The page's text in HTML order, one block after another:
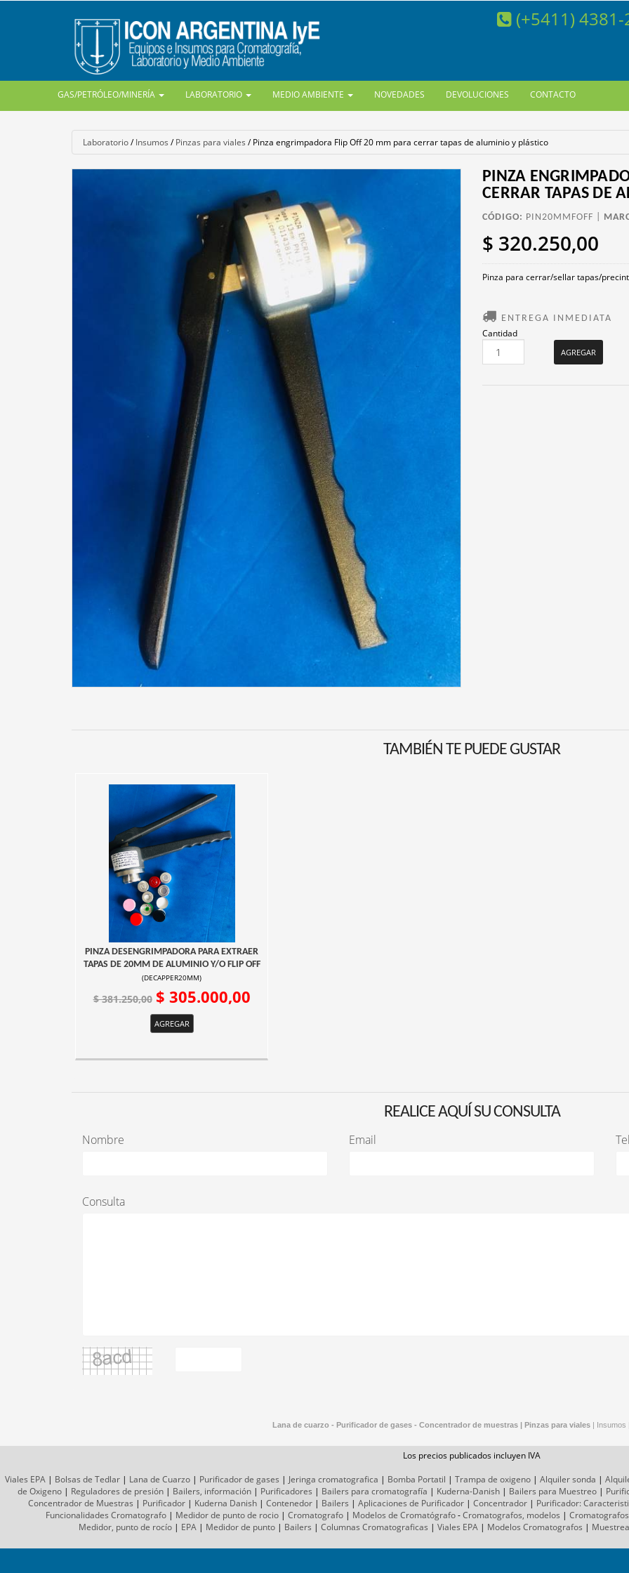
GAS/PETRÓLEO/MINERÍA LABORATORIO MEDIO AMBIENTE NOVEDADES DEVOLUCIONES CONTACTO
(+5411)
Laboratorio/Insumos /Pinzas para viales / Pinza engrimpadora Flip Off 20 mm para cerrar tapas de aluminio y plástico
PINZA
CERRAR TAPAS DE
CÓDIGO: PIN20MMFOFF |
$ 320.250,00
Pinza para cerrar/sellar tapas/
ENTREGA INMEDIATA
Cantidad
TAMBIÉN TE PUEDE GUSTAR
PINZA DESENGRIMPADORA PARA EXTRAER
TAPAS DE 20MM DE ALUMINIO Y/O FLIP OFF
(DECAPPER20MM)
$ 381.250,00 $ 305.000,00
AGREGAR
REALICE AQUÍ SU CONSULTA
Nombre Email
Consulta
Lana de cuarzo - Purificador de gases - Concentrador de muestras | Pinzas para viales Insumos
Los precios publicados incluyen IVA
Viales EPA| Bolsas de Tedlar| Lana de Cuarzo| Purificador de gases | Jeringa cromatografica | Bomba Portatil | Trampa de oxigeno| Alquiler sonda |
de Oxigeno | Reguladores de presión | Bailers, información | Purificadores | Bailers para cromatografía | Kuderna-Danish | Bailers para Muestreo |
Concentrador de Muestras | Purificador | Kuderna Danish | Contenedor | Bailers | Aplicaciones de Purificador | Concentrador | Purificador:
Funcionalidades Cromatografo| Medidor de punto de rocio| Cromatografo| Modelos de Cromatógrafo-Cromatografos, modelos |
Medidor, punto de rocío | EPA | Medidor de punto | Bailers | Columnas Cromatograficas | Viales EPA | Modelos Cromatografos |